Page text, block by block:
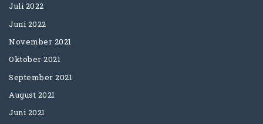
Juli 2022
Juni 2022
November 2021
Oktober 2021
September 2021
August 2021
Juni 2021